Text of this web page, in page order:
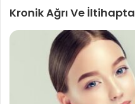
Kronik Ağrı Ve